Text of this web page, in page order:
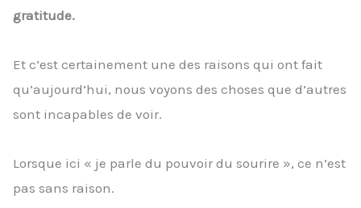
gratitude.
Et c’est certainement une des raisons qui ont fait
qu’aujourd’hui, nous voyons des choses que d’autres
sont incapables de voir.
Lorsque ici « je parle du pouvoir du sourire », ce n’est
pas sans raison.